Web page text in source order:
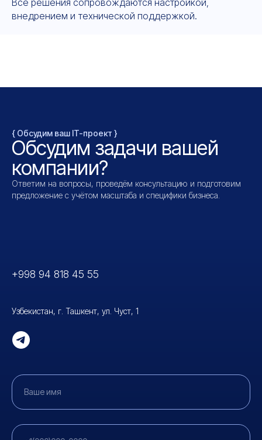
внедрением и технической поддержкой.
{ Обсудим ваш IT-проект }
Обсудим задачи вашей
компании?
Ответим на вопросы, проведём консультацию и подготовим
предложение с учётом масштаба и специфики бизнеса.
+998 94 818 45 55
Узбекистан, г. Ташкент, ул. Чуст, 1